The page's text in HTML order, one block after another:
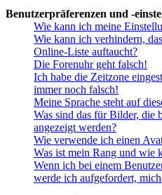
Benutzerpräferenzen und -
Wie kann ich meine
Wie kann ich verhindern,
Online-Liste auftaucht?
Die Forenuhr geht falsch!
Ich habe die Zeitzone
immer noch falsch!
Meine Sprache steht auf
Was sind das für Bilder, die
angezeigt werden?
Wie verwende ich einen
Was ist mein Rang und wie
Wenn ich bei einem
werde ich aufgefordert,